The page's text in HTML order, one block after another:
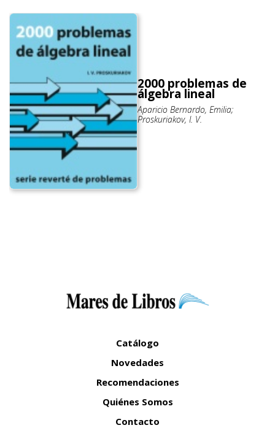
2000 problemas de
álgebra lineal
Aparicio Bernardo, Emilia;
Proskuriakov, I. V.
Catálogo
Novedades
Recomendaciones
Quiénes Somos
Contacto